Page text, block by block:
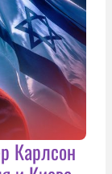
Карлсон